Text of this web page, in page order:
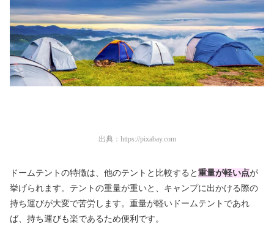
出典： https://pixabay.com
ドームテントの特徴は、他のテントと比較すると 重量が軽い点が
挙げられます。テントの重量が重いと、キャンプに出かける際の
持ち運びが大変で苦労します。重量が軽いドームテントであれ
ば、持ち運びも楽であるため便利です。